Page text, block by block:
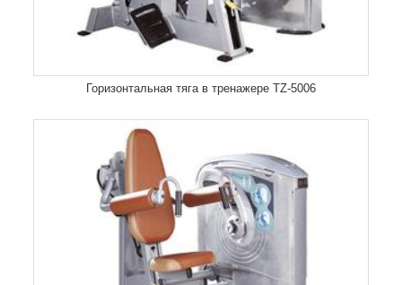
Горизонтальная тяга в тренажере TZ-5006